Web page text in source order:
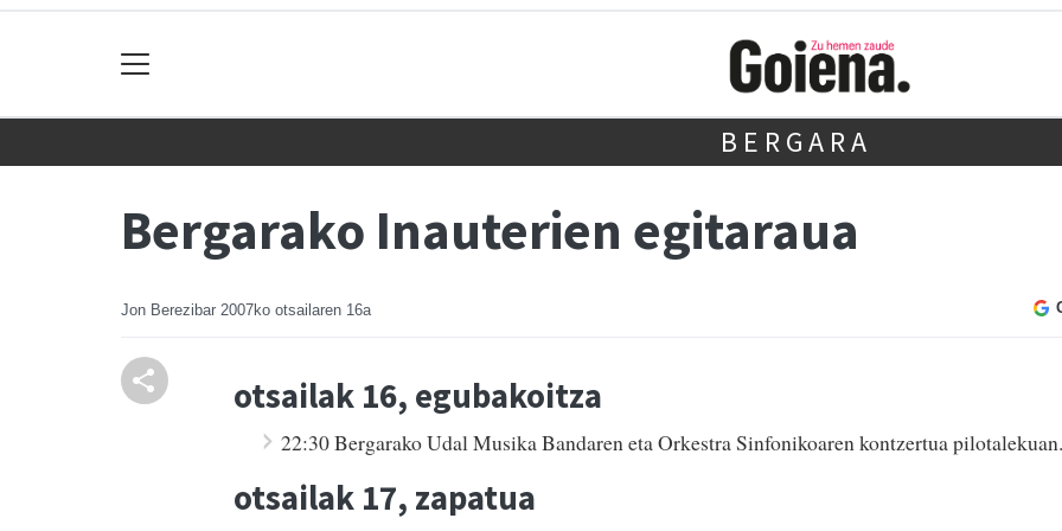
BERGARA
Bergarako Inauterien egitaraua
Jon Berezibar 2007ko otsailaren 16a
otsailak 16, egubakoitza
22:30 Bergarako Udal Musika Bandaren eta Orkestra Sinfonikoaren kontzertua pilotalekuan.
otsailak 17, zapatua